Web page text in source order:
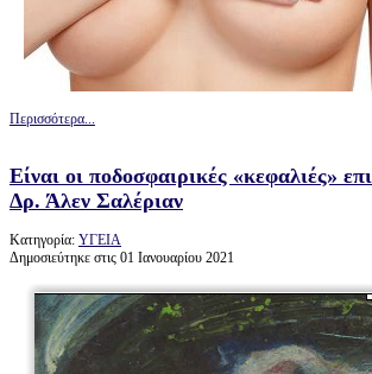
Περισσότερα...
Είναι οι ποδοσφαιρικές «κεφαλιές»
Δρ. Άλεν Σαλέριαν
Κατηγορία: ΥΓΕΙΑ
Δημοσιεύτηκε στις 01 Ιανουαρίου 2021